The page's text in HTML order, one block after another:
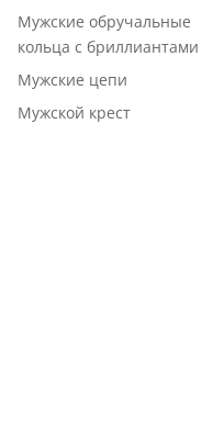
Мужские обручальные
кольца с бриллиантами
Мужские цепи
Мужской крест